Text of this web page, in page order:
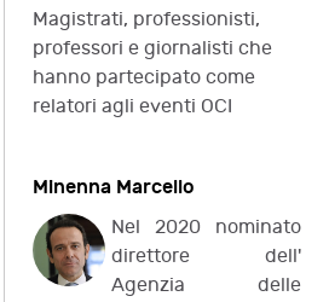
Magistrati, professionisti,
professori e giornalisti che
hanno partecipato come
relatori agli eventi OCI
Minenna Marcello
Nel 2020 nominato
direttore dell'
Agenzia delle